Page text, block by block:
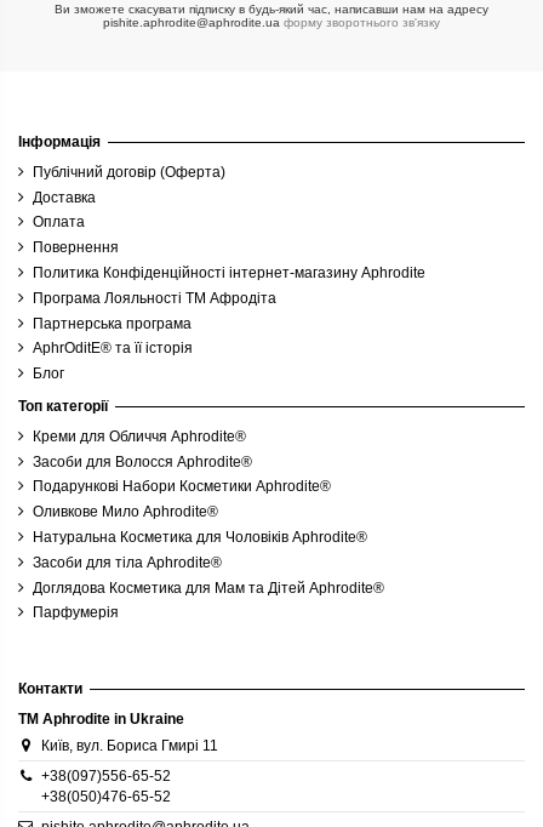
Ви зможете скасувати підписку в будь-який час, написавши нам на адресу
pishite.aphrodite@aphrodite.ua форму зворотнього зв'язку
Інформація
Публічний договір (Оферта)
Доставка
Оплата
Повернення
Политика Конфіденційності інтернет-магазину Aphrodite
Програма Лояльності ТМ Афродіта
Партнерська програма
AphrOditE® та її історія
Блог
Топ категорії
Креми для Обличчя Aphrodite®
Засоби для Волосся Aphrodite®
Подарункові Набори Косметики Aphrodite®
Оливкове Мило Aphrodite®
Натуральна Косметика для Чоловіків Aphrodite®
Засоби для тіла Aphrodite®
Доглядова Косметика для Мам та Дітей Aphrodite®
Парфумерія
Контакти
TM Aphrodite in Ukraine
Київ, вул. Бориса Гмирі 11
+38(097)556-65-52
+38(050)476-65-52